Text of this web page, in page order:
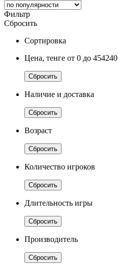
Фильтр
Сбросить
Сортировка
Цена, тенге от 0 до 454240
Сбросить
Наличие и доставка
Сбросить
Возраст
Сбросить
Количество игроков
Сбросить
Длительность игры
Сбросить
Производитель
Сбросить